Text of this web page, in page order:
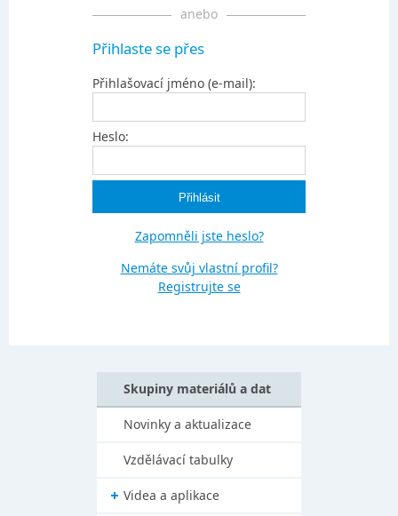
anebo
Přihlaste se přes
Přihlašovací jméno (e-mail):
Heslo:
Zapomněli jste heslo?
Nemáte svůj vlastní profil?
Registrujte se
Skupiny materiálů a dat
Novinky a aktualizace
Vzdělávací tabulky
Videa a aplikace